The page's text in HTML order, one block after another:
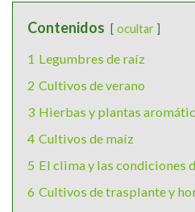
Contenidos ocultar
1 Legumbres de raíz
2 Cultivos de verano
3 Hierbas y plantas
4 Cultivos de maíz
5 El clima y las condiciones
6 Cultivos de trasplante y